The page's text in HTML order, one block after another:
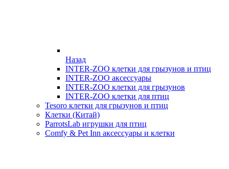
Назад
INTER-ZOO клетки для грызунов и птиц
INTER-ZOO аксессуары
INTER-ZOO клетки для грызунов
INTER-ZOO клетки для птиц
Tesoro клетки для грызунов и птиц
Клетки (Китай)
ParrotsLab игрушки для птиц
Comfy & Pet Inn аксессуары и клетки